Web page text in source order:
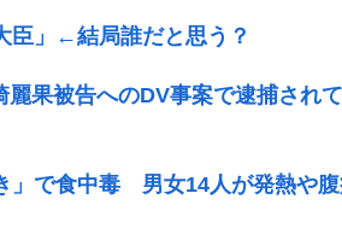
臣」←結局誰だと思う？
麗果被告へのDV事案で逮捕さ
」で食中毒 男女14人が発熱や